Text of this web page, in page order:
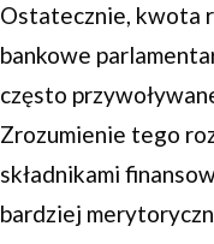
Ostatecznie, kwota
bankowe
często
Zrozumienie tego
składnikami
bardziej